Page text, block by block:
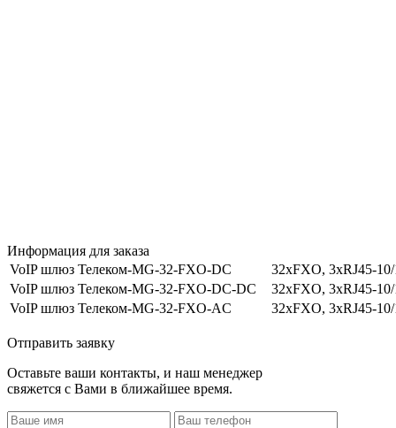
Информация для заказа
VoIP шлюз Телеком-MG-32-FXO-DC
32xFXO, 3xRJ45-
VoIP шлюз Телеком-MG-32-FXO-DC-DC
32xFXO, 3xRJ45-
VoIP шлюз Телеком-MG-32-FXO-AC
32xFXO, 3xRJ45-
Отправить заявку
Оставьте ваши контакты, и наш менеджер
свяжется с Вами в ближайшее время.